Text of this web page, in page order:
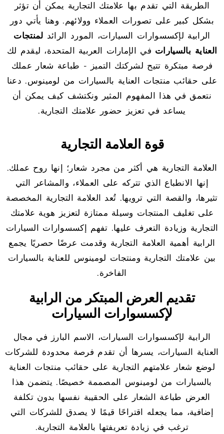
الطريقة التي تقدم بها علامتك التجارية يمكن أن تؤثر
بشكل كبير على تصورات العملاء وولائهم. وهنا يأتي دور
الرابية لإكسسوارات السيارات، المورد الرائد لمنتجات
العناية بالسيارات في الإمارات العربية المتحدة، ليقدم لك
فرصة مبتكرة تتيح لشركتك التميز - طباعة شعار عملك
على حقائب منتجات العناية بالسيارات من لومينوس. دعنا
نتعمق في هذا المفهوم المثير ونكتشف كيف يمكن أن
يساعد في تعزيز حضور علامتك التجارية.
قوة العلامة التجارية
العلامة التجارية هي أكثر من مجرد شعار؛ إنها روح عملك.
إنها الانطباع الذي تتركه على العملاء، والمشاعر التي
تثيرها، والقصة التي ترويها. تُعد العلامة التجارية المخصصة
على تغليف المنتجات وسيلة ممتازة لتعزيز هوية علامتك
التجارية وزيادة التعرف عليها. تفهم إكسسوارات السيارات
الرابية أهمية العلامة التجارية وقدمت عرضًا حصريًا يجمع
بين علامتك التجارية ومنتجات لومينوس للعناية بالسيارات
الفاخرة.
تقديم العرض المبتكر من الرابية
لإكسسوارات السيارات
الرابية لإكسسوارات السيارات، الاسم البارز في مجال
العناية السيارات، يسرها أن تقدم فرصة محدودة للشركات
لوضع شعار علامتهم التجارية على حقائب منتجات العناية
بالسيارات من لومينوس المصممة خصيصًا. يتضمن هذا
العرض طباعة الشعار على الحقيبة نفسها بدون تكلفة
إضافية، مما يجعله اقتراحًا قيمًا لا يصدق للشركات التي
ترغب في زيادة تعريفتها بالعلامة التجارية.